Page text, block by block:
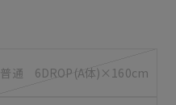
普通 6DROP(A体)×160cm